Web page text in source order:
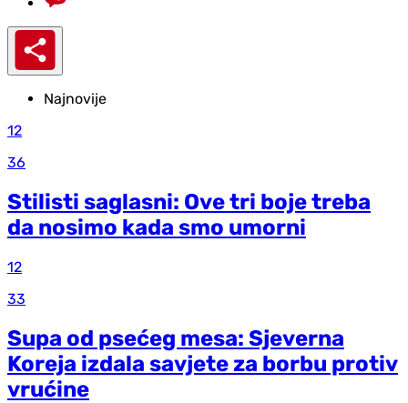
Najnovije
12
36
Stilisti saglasni: Ove tri boje treba
da nosimo kada smo umorni
12
33
Supa od psećeg mesa: Sjeverna
Koreja izdala savjete za borbu protiv
vrućine